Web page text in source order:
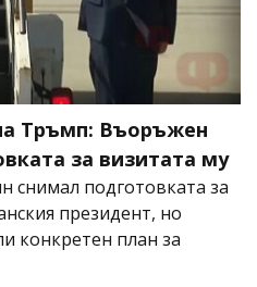
Тръмп: Въоръжен
за визитата му
снимал подготовката за
президент, но
конкретен план за